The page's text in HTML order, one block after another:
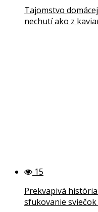
Tajomstvo
nechutí ako z
15
Prekvapivá
sfukovanie